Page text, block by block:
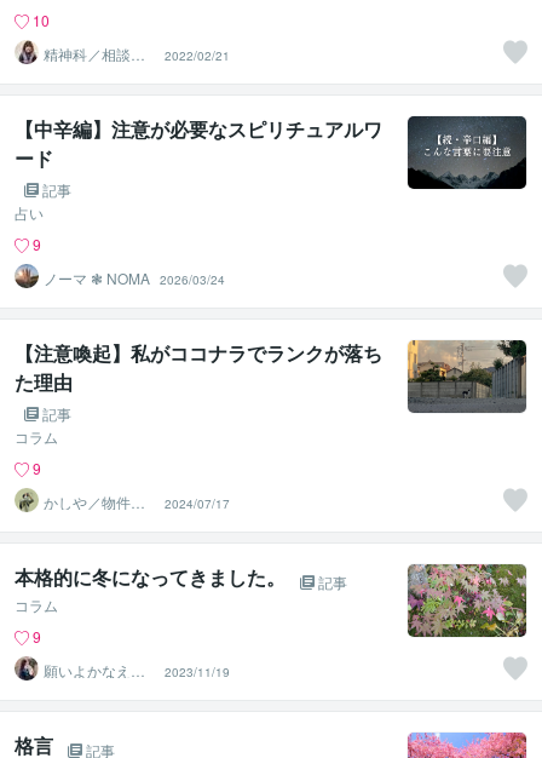
10
精神科／相談員
＊ 峰川みゆう
2022/02/21
【中辛編】注意が必要なスピリチュアルワ
ード
記事
占い
9
ノーマ ❃ NOMA 2026/03/24
【注意喚起】私がココナラでランクが落ち
た理由
記事
コラム
9
かしや／物件カ
メラマン
2024/07/17
本格的に冬になってきました。
記事
コラム
9
願いよかなえ～
ゆりか～
2023/11/19
格言 記事